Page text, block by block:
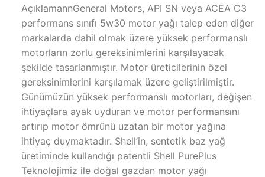
AçıklamannGeneral Motors, API SN veya ACEA C3
performans sınıfı 5w30 motor yağı talep eden diğer
markalarda dahil olmak üzere yüksek performanslı
motorların zorlu gereksinimlerini karşılayacak
şekilde tasarlanmıştır. Motor üreticilerinin özel
gereksinimlerini karşılamak üzere geliştirilmiştir.
Günümüzün yüksek performanslı motorları, değişen
ihtiyaçlara ayak uyduran ve motor performansını
artırıp motor ömrünü uzatan bir motor yağına
ihtiyaç duymaktadır. Shell’in, sentetik baz yağ
üretiminde kullandığı patentli Shell PurePlus
Teknolojimiz ile doğal gazdan motor yağı